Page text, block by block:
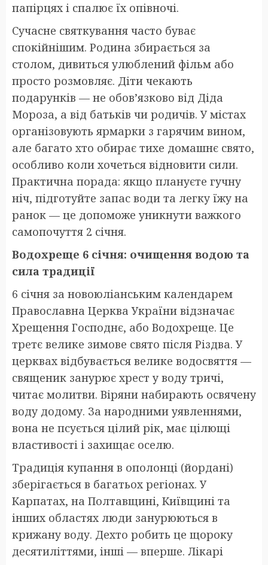
папірцях і спалює їх опівночі.
Сучасне святкування часто буває
спокійнішим. Родина збирається за
столом, дивиться улюблений фільм або
просто розмовляє. Діти чекають
подарунків — не обов’язково від Діда
Мороза, а від батьків чи родичів. У містах
організовують ярмарки з гарячим вином,
але багато хто обирає тихе домашнє свято,
особливо коли хочеться відновити сили.
Практична порада: якщо плануєте гучну
ніч, підготуйте запас води та легку їжу на
ранок — це допоможе уникнути важкого
самопочуття 2 січня.
Водохреще 6 січня: очищення водою та
сила традиції
6 січня за новоюліанським календарем
Православна Церква України відзначає
Хрещення Господнє, або Водохреще. Це
третє велике зимове свято після Різдва. У
церквах відбувається велике водосвяття —
священик занурює хрест у воду тричі,
читає молитви. Віряни набирають освячену
воду додому. За народними уявленнями,
вона не псується цілий рік, має цілющі
властивості і захищає оселю.
Традиція купання в ополонці (йордані)
зберігається в багатьох регіонах. У
Карпатах, на Полтавщині, Київщині та
інших областях люди занурюються в
крижану воду. Дехто робить це щороку
десятиліттями, інші — вперше. Лікарі